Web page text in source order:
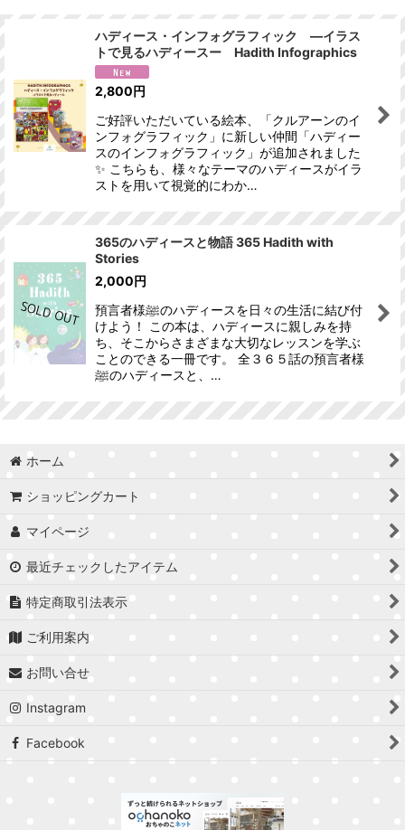
ハディース・インフォグラフィック ―イラス
トで見るハディースー Hadith Infographics
2,800円
ご好評いただいている絵本、「クルアーンのイ
ンフォグラフィック」に新しい仲間「ハディー
スのインフォグラフィック」が追加されました
✨ こちらも、様々なテーマのハディースがイラ
ストを用いて視覚的にわか…
365のハディースと物語 365 Hadith with
Stories
2,000円
預言者様ﷺのハディースを日々の生活に結び付
けよう！ この本は、ハディースに親しみを持
ち、そこからさまざまな大切なレッスンを学ぶ
ことのできる一冊です。 全３６５話の預言者様
ﷺのハディースと、…
ホーム
ショッピングカート
マイページ
最近チェックしたアイテム
特定商取引法表示
ご利用案内
お問い合せ
Instagram
Facebook